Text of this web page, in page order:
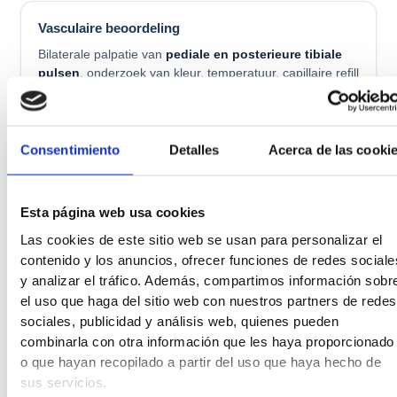
Consentimiento Detalles Acerca de las
Esta página web usa cookies
Las cookies de este sitio web se usan para personalizar el
contenido y los anuncios, ofrecer funciones de redes
y analizar el tráfico. Además, compartimos información
el uso que haga del sitio web con nuestros partners de redes
sociales, publicidad y análisis web, quienes pueden
combinarla con otra información que les haya proporcionado
o que hayan recopilado a partir del uso que haya hecho de
sus servicios.
Vasculaire beoordeling
Bilaterale palpatie van pediale en posterieure tibiale
pulsen , onderzoek van kleur, temperatuur, capillaire refill
en tijd van bleekheid bij het optillen van het ledemaat. Als
arteriopathie wordt vermoed,
vaatchirurgie indien nodig. Voldoende perfusie is een
Biomechanisch en drukonderzoek
Prescan voetafdrukanalyse en gestructureerd scannen
van misvormingen. Identificeert gebieden met
hyperdrukwaar ulceratie het meest waarschijnlijk is en
stuurt het ontwerp van off-loading inlegzolen en, waar
nodig, de indicatie voor profylactische MIS-chirurgie.